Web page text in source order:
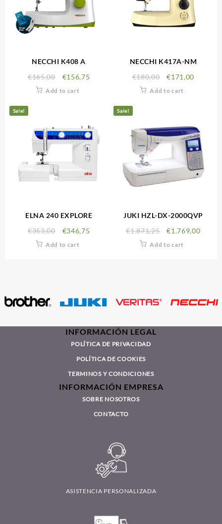
NECCHI K408 A
€165,00 €156,75
Add to cart
NECCHI K417A-NM
€180,00 €171,00
Add to cart
Sale!
ELNA 240 EXPLORE
€353,00 €346,75
Add to cart
Sale!
JUKI HZL-DX-2000QVP
€1.871,25 €1.769,00
Add to cart
INFORMACIÓN LEGAL
POLÍTICA DE PRIVACIDAD
POLÍTICA DE COOKIES
TERMINOS Y CONDICIONES
INFORMACIÓN EMPRESA
SOBRE NOSOTROS
CONTACTO
ASISTENCIA PERSONALIZADA